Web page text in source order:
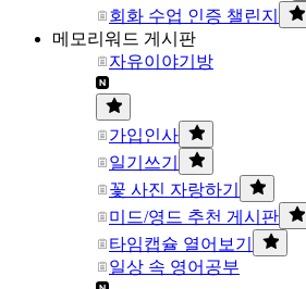
회화 수업 인증 챌린지
메모리워드 게시판
자유이야기방
가입인사
일기쓰기
꽃 사진 자랑하기
미드/영드 추천 게시판
타임캡슐 열어보기
일상 속 영어공부